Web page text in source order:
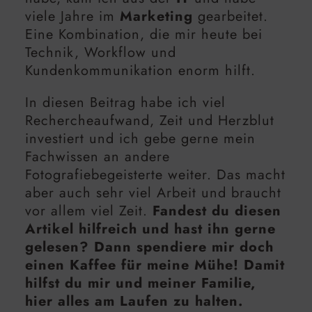
viele Jahre im Marketing gearbeitet.
Eine Kombination, die mir heute bei
Technik, Workflow und
Kundenkommunikation enorm hilft.
In diesen Beitrag habe ich viel
Rechercheaufwand, Zeit und Herzblut
investiert und ich gebe gerne mein
Fachwissen an andere
Fotografiebegeisterte weiter. Das macht
aber auch sehr viel Arbeit und braucht
vor allem viel Zeit. Fandest du diesen
Artikel hilfreich und hast ihn gerne
gelesen? Dann spendiere mir doch
einen Kaffee für meine Mühe! Damit
hilfst du mir und meiner Familie,
hier alles am Laufen zu halten.